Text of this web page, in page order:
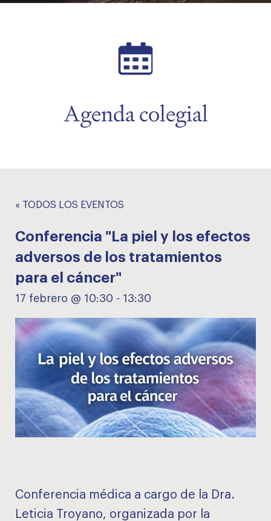
Agenda colegial
« TODOS LOS EVENTOS
Conferencia "La piel y los efectos
adversos de los tratamientos
para el cáncer"
17 febrero @ 10:30 - 13:30
Conferencia médica a cargo de la Dra.
Leticia Troyano, organizada por la